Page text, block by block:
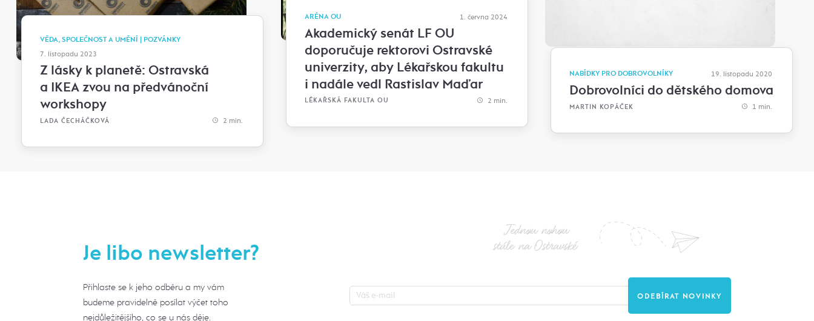
VĚDA, SPOLEČNOST A UMĚNÍ | POZVÁNKY
7. listopadu 2023
Z lásky k planetě: Ostravská
a IKEA zvou na předvánoční
workshopy
LADA ČECHÁČKOVÁ 2 min.
ARÉNA OU 1. června 2024
Akademický senát LF OU
doporučuje rektorovi Ostravské
univerzity, aby Lékařskou fakultu
i nadále vedl Rastislav Maďar
LÉKAŘSKÁ FAKULTA OU 2 min.
NABÍDKY PRO DOBROVOLNÍKY 19. listopadu 2020
Dobrovolníci do dětského domova
MARTIN KOPÁČEK 1 min.
Je libo newsletter?
Přihlaste se k jeho odběru a my vám
budeme pravidelně posílat výčet toho
nejdůležitějšího, co se u nás děje.
Jednou nohou
stále na Ostravské